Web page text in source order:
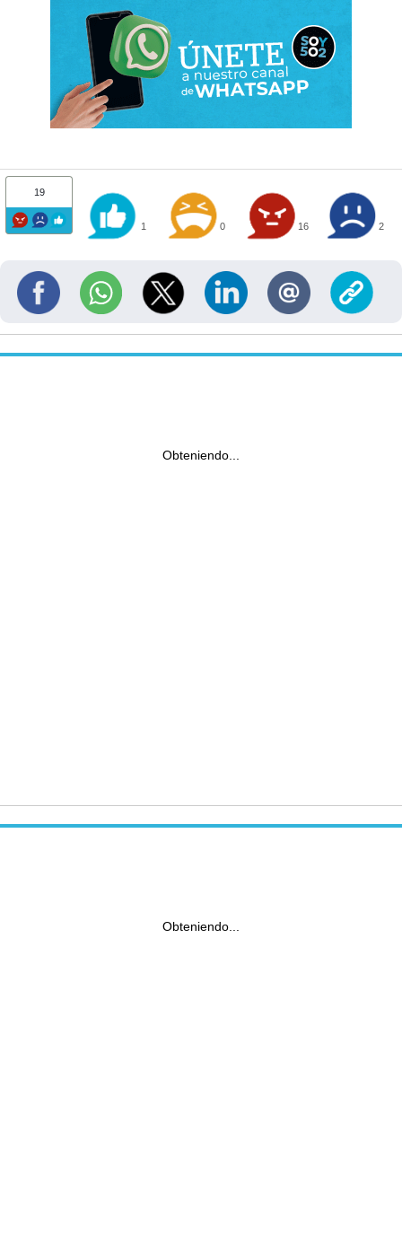
19
1 0 16 2
Obteniendo...
Obteniendo...